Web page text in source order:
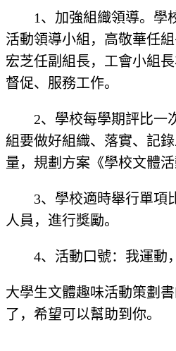
1、加強組織領導。學
活動領導小組，高敬華任
宏芝任副組長，工會小組長
督促、服務工作。
2、學校每學期評比一
組要做好組織、落實、記
量，規劃方案《學校文體活
3、學校適時舉行單項
人員，進行獎勵。
4、活動口號：我運動
大學生文體趣味活動策劃
了，希望可以幫助到你。